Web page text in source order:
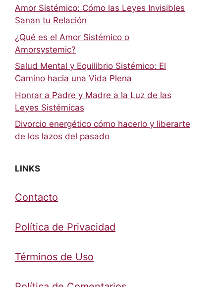
Amor Sistémico: Cómo las Leyes Invisibles
Sanan tu Relación
¿Qué es el Amor Sistémico o
Amorsystemic?
Salud Mental y Equilibrio Sistémico: El
Camino hacia una Vida Plena
Honrar a Padre y Madre a la Luz de las
Leyes Sistémicas
Divorcio energético cómo hacerlo y liberarte
de los lazos del pasado
LINKS
Contacto
Política de Privacidad
Términos de Uso